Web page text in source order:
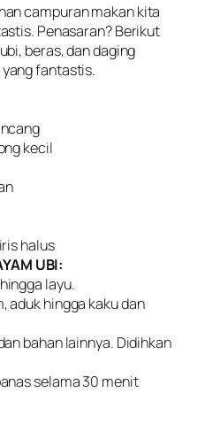
campuran makan kita
Penasaran? Berikut
beras, dan daging
fantastis.
kecil
halus
UBI:
layu.
aduk hingga kaku dan
bahan lainnya. Didihkan
selama 30 menit